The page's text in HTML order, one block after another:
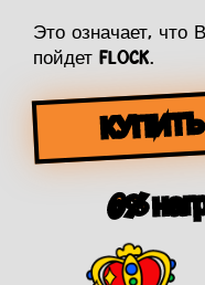
Это означает, что
пойдет FLOCK.
КУПИТЬ
0%